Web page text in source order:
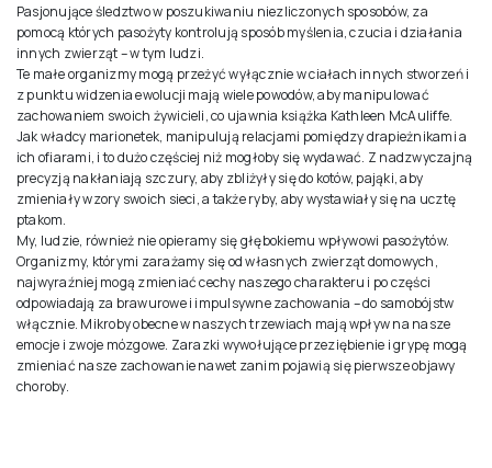
Pasjonujące śledztwo w poszukiwaniu niezliczonych sposobów, za
pomocą których pasożyty kontrolują sposób myślenia, czucia i działania
innych zwierząt – w tym ludzi.
Te małe organizmy mogą przeżyć wyłącznie w ciałach innych stworzeń i
z punktu widzenia ewolucji mają wiele powodów, aby manipulować
zachowaniem swoich żywicieli, co ujawnia książka Kathleen McAuliffe.
Jak władcy marionetek, manipulują relacjami pomiędzy drapieżnikami a
ich ofiarami, i to dużo częściej niż mogłoby się wydawać. Z nadzwyczajną
precyzją nakłaniają szczury, aby zbliżyły się do kotów, pająki, aby
zmieniały wzory swoich sieci, a także ryby, aby wystawiały się na ucztę
ptakom.
My, ludzie, również nie opieramy się głębokiemu wpływowi pasożytów.
Organizmy, którymi zarażamy się od własnych zwierząt domowych,
najwyraźniej mogą zmieniać cechy naszego charakteru i po części
odpowiadają za brawurowe i impulsywne zachowania – do samobójstw
włącznie. Mikroby obecne w naszych trzewiach mają wpływ na nasze
emocje i zwoje mózgowe. Zarazki wywołujące przeziębienie i grypę mogą
zmieniać nasze zachowanie nawet zanim pojawią się pierwsze objawy
choroby.